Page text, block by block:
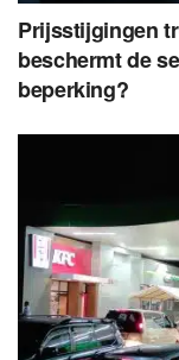
Prijsstijgingen
beschermt de
beperking?